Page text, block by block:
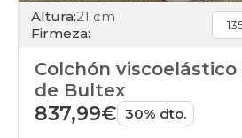
Altura:21 cm
Firmeza:
Colchón viscoelástico
de Bultex
837,99€ 30% dto.